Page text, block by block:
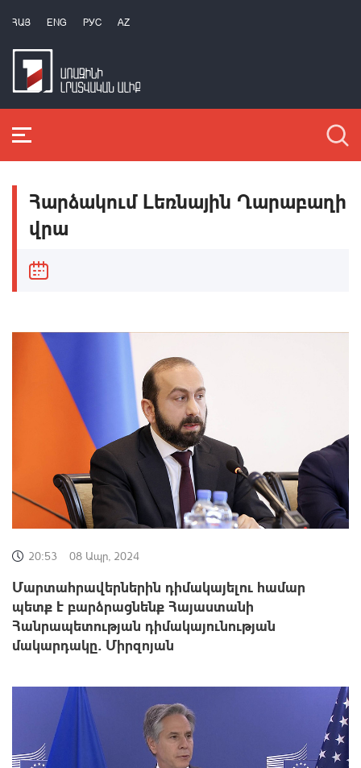
ՀԱՅ ENG РУС AZ
Հարձակում Լեռնային Ղարաբաղի
վրա
20:53 08 Ապր, 2024
Մարտահրավերներին դիմակայելու համար
պետք է բարձրացնենք Հայաստանի
Հանրապետության դիմակայունության
մակարդակը. Միրզոյան